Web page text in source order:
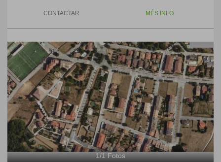
CONTACTAR MÉS INFO
1/1Fotos